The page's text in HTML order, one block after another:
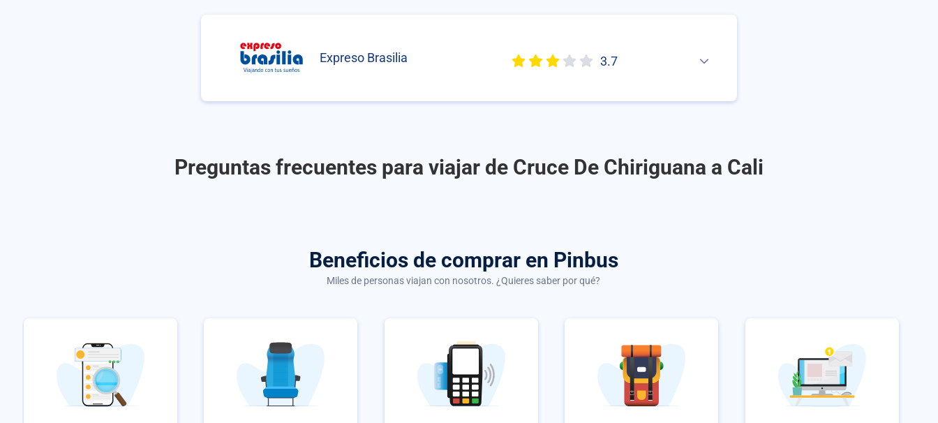
Expreso Brasilia 3.7
Preguntas frecuentes para viajar de Cruce De Chiriguana a Cali
Beneficios de comprar en Pinbus
Miles de personas viajan con nosotros. ¿Quieres saber por qué?